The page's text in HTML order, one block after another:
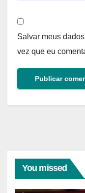
Salvar meus
vez que eu
You missed